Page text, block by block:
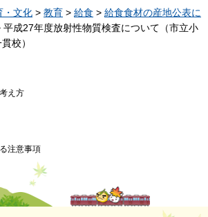
・文化 > 教育 > 給食 > 給食食材の産地公表に
平成27年度放射性物質検査について（市立小
校）
え方
注意事項